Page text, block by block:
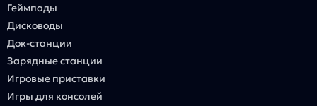
Геймпады
Дисководы
Док-станции
Зарядные станции
Игровые приставки
Игры для консолей